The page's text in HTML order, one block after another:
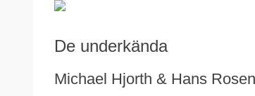
De underkända
Michael Hjorth & Hans